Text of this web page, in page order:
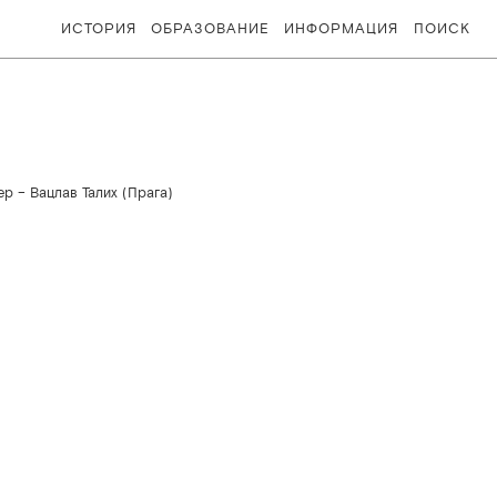
ИСТОРИЯ ОБРАЗОВАНИЕ ИНФОРМАЦИЯ ПОИСК